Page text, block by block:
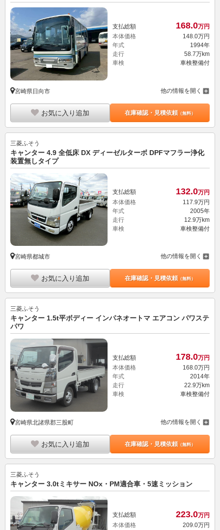
支払総額 168.0万円
本体価格
148.0万円
年式
1994年
走行
58.7万km
車検
車検整備付
宮崎県日向市 他の情報を開く
お気に入り追加 在庫確認・見積依頼（無料）
三菱ふそう
キャンター 4.9 全低床 DX ディーゼルターボ DPFマフラー浄化
装置無しタイプ
支払総額 132.0万円
本体価格
117. 9万円
年式
2005年
走行
12.9万km
車検
車検整備付
宮崎県都城市 他の情報を開く
お気に入り追加 在庫確認・見積依頼（無料）
三菱ふそう
キャンター 1.5t平ボディー インパネオートマ エアコン パワステ
パワ
支払総額 178.0万円
本体価格
168.0万円
年式
2014年
走行
22.9万km
車検
車検整備付
宮崎県北諸県郡三股町 他の情報を開く
お気に入り追加 在庫確認・見積依頼（無料）
三菱ふそう
キャンター 3.0tミキサー NOx・PM適合車・5速ミッション
支払総額 223.0万円
本体価格
209. 0万円